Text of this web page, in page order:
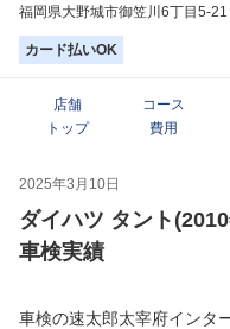
福岡県大野城市御笠川6丁目5-21
カード払いOK
店舗
トップ
コース
費用
2025年3月10日
ダイハツ タント
車検実績
車検の速太郎太宰府インタ